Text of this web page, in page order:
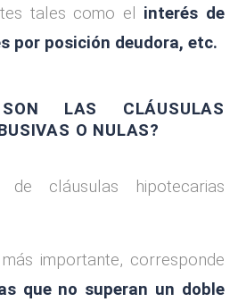
tales como el
interés de
por posición deudora, etc.
LAS CLÁUSULAS
O NULAS?
cláusulas hipotecarias
importante, corresponde
que no superan un doble